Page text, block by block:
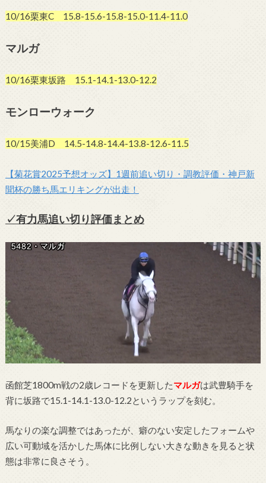
10/16栗東C 15.8-15.6-15.8-15.0-11.4-11.0
マルガ
10/16栗東坂路 15.1-14.1-13.0-12.2
モンローウォーク
10/15美浦D 14.5-14.8-14.4-13.8-12.6-11.5
【菊花賞2025予想オッズ】1週前追い切り・調教評価・ 神戸新
聞杯の勝ち馬エリキングが出走！
✓有力馬追い切り評価まとめ
函館芝1800m戦の2歳レコードを更新したマルガは武豊騎手を
背に坂路で15.1-14.1-13.0-12.2というラップを刻む。
馬なりの楽な調整ではあったが、癖のない安定したフォームや
広い可動域を活かした馬体に比例しない大きな動きを見ると状
態は非常に良さそう。